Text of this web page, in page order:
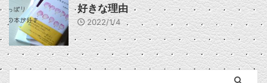
好きな理由
2022/1/4